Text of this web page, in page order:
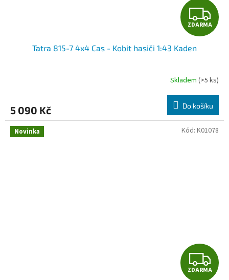
Z
D
R
M
A
ZDARMA
Tatra 815-7 4x4 Cas - Kobit hasiči 1:43 Kaden
Skladem (>5 ks)
5 090 Kč Do košíku
Novinka
Z
ZDARMA
Kód: K01078